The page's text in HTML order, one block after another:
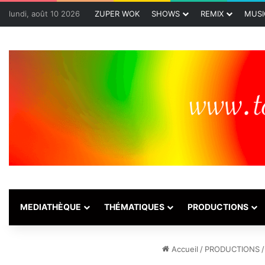
lundi, août 10 2026 ZUPER WOK SHOWS REMIX
MEDIATHÈQUE THÉMATIQUES PRODUCTIONS
Accueil / PRODUCTIONS /